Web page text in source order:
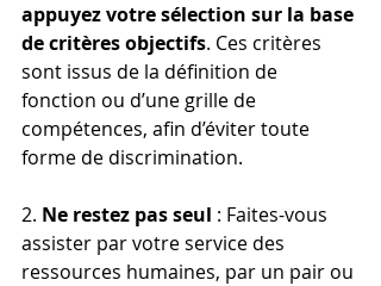
appuyez votre sélection sur la base
de critères objectifs. Ces critères
sont issus de la définition de
fonction ou d’une grille de
compétences, afin d’éviter toute
forme de discrimination.
2. Ne restez pas seul : Faites-vous
assister par votre service des
ressources humaines, par un pair ou